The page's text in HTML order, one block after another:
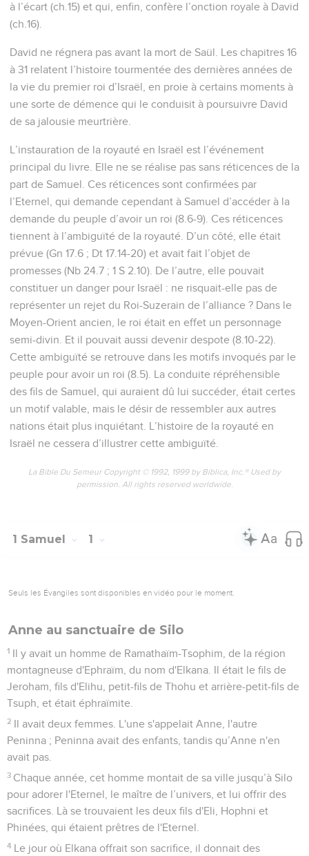
à l’écart (ch.15) et qui, enfin, confère l’onction royale à David
(ch.16).
David ne régnera pas avant la mort de Saül. Les chapitres 16
à 31 relatent l’histoire tourmentée des dernières années de
la vie du premier roi d’Israël, en proie à certains moments à
une sorte de démence qui le conduisit à poursuivre David
de sa jalousie meurtrière.
L’instauration de la royauté en Israël est l’événement
principal du livre. Elle ne se réalise pas sans réticences de la
part de Samuel. Ces réticences sont confirmées par
l’Eternel, qui demande cependant à Samuel d’accéder à la
demande du peuple d’avoir un roi (8.6-9). Ces réticences
tiennent à l’ambiguïté de la royauté. D’un côté, elle était
prévue (Gn 17.6 ; Dt 17.14-20) et avait fait l’objet de
promesses (Nb 24.7 ; 1 S 2.10). De l’autre, elle pouvait
constituer un danger pour Israël : ne risquait-elle pas de
représenter un rejet du Roi-Suzerain de l’alliance ? Dans le
Moyen-Orient ancien, le roi était en effet un personnage
semi-divin. Et il pouvait aussi devenir despote (8.10-22).
Cette ambiguïté se retrouve dans les motifs invoqués par le
peuple pour avoir un roi (8.5). La conduite répréhensible
des fils de Samuel, qui auraient dû lui succéder, était certes
un motif valable, mais le désir de ressembler aux autres
nations était plus inquiétant. L’histoire de la royauté en
Israël ne cessera d’illustrer cette ambiguïté.
La Bible Du Semeur Copyright © 1992, 1999 by Biblica, Inc.® Used by
permission. All rights reserved worldwide.
1 Samuel 1
Seuls les Évangiles sont disponibles en vidéo pour le moment.
Anne au sanctuaire de Silo
1 Il y avait un homme de Ramathaïm-Tsophim, de la région
montagneuse d'Ephraïm, du nom d'Elkana. Il était le fils de
Jeroham, fils d'Elihu, petit-fils de Thohu et arrière-petit-fils de
Tsuph, et était éphraïmite.
2 Il avait deux femmes. L'une s'appelait Anne, l'autre
Peninna ; Peninna avait des enfants, tandis qu’Anne n'en
avait pas.
3 Chaque année, cet homme montait de sa ville jusqu’à Silo
pour adorer l'Eternel, le maître de l’univers, et lui offrir des
sacrifices. Là se trouvaient les deux fils d'Eli, Hophni et
Phinées, qui étaient prêtres de l'Eternel.
4 Le jour où Elkana offrait son sacrifice, il donnait des